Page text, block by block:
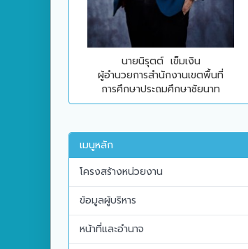
นายนิรุตต์ เข็มเงิน
ผู้อำนวยการสำนักงานเขตพื้นที่
การศึกษาประถมศึกษาชัยนาท
เมนูหลัก
โครงสร้างหน่วยงาน
ข้อมูลผู้บริหาร
หน้าที่และอำนาจ